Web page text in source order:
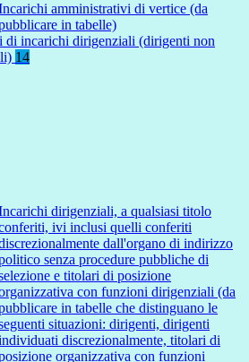
amministrativi di vertice (da
in tabelle)
di incarichi dirigenziali (dirigenti non
14
dirigenziali, a qualsiasi titolo
ivi inclusi quelli conferiti
dall'organo di indirizzo
senza procedure pubbliche di
e titolari di posizione
con funzioni dirigenziali (da
in tabelle che distinguano le
situazioni: dirigenti, dirigenti
discrezionalmente, titolari di
organizzativa con funzioni